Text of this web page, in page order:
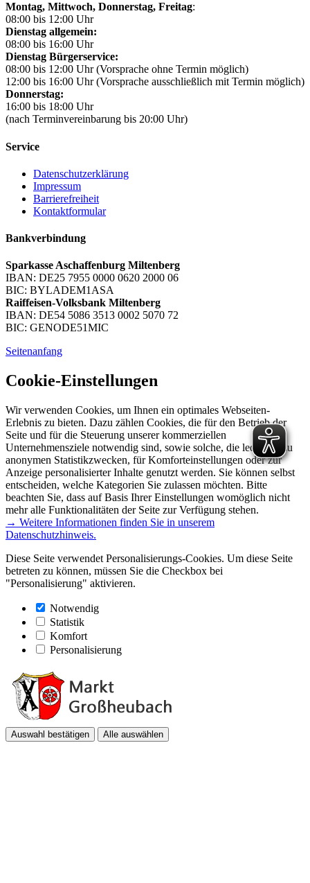
Montag, Mittwoch, Donnerstag, Freitag:
08:00 bis 12:00 Uhr
Dienstag allgemein:
08:00 bis 16:00 Uhr
Dienstag Bürgerservice:
08:00 bis 12:00 Uhr (Vorsprache ohne Termin möglich)
12:00 bis 16:00 Uhr (Vorsprache ausschließlich mit Termin möglich)
Donnerstag:
16:00 bis 18:00 Uhr
(nach Terminvereinbarung bis 20:00 Uhr)
Service
Datenschutzerklärung
Impressum
Barrierefreiheit
Kontaktformular
Bankverbindung
Sparkasse Aschaffenburg Miltenberg
IBAN: DE25 7955 0000 0620 2000 06
BIC: BYLADEM1ASA
Raiffeisen-Volksbank Miltenberg
IBAN: DE54 5086 3513 0002 5070 72
BIC: GENODE51MIC
Seitenanfang
Cookie-Einstellungen
Wir verwenden Cookies, um Ihnen ein optimales Webseiten-
Erlebnis zu bieten. Dazu zählen Cookies, die für den Betrieb der
Seite und für die Steuerung unserer kommerziellen
Unternehmensziele notwendig sind, sowie solche, die lediglich zu
anonymen Statistikzwecken, für Komforteinstellungen oder zur
Anzeige personalisierter Inhalte genutzt werden. Sie können selbst
entscheiden, welche Kategorien Sie zulassen möchten. Bitte
beachten Sie, dass auf Basis Ihrer Einstellungen womöglich nicht
mehr alle Funktionalitäten der Seite zur Verfügung stehen.
→ Weitere Informationen finden Sie in unserem
Datenschutzhinweis.
Diese Seite verwendet Personalisierungs-Cookies. Um diese Seite
betreten zu können, müssen Sie die Checkbox bei
"Personalisierung" aktivieren.
Notwendig
Statistik
Komfort
Personalisierung
Auswahl bestätigen Alle auswählen